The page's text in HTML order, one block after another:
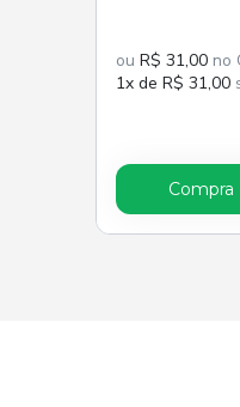
ou R$ 31,00 no
1x de R$ 31,00
Compra